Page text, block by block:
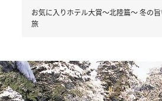
お気に入りホテル大賞～北陸篇～ 冬の
旅